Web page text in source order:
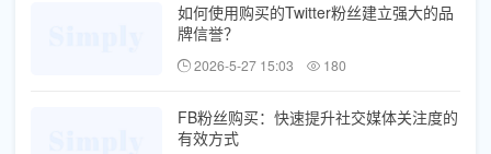
如何使用购买的Twitter粉丝建立强大的品
牌信誉？
2026-5-27 15:03 180
FB粉丝购买：快速提升社交媒体关注度的
有效方式